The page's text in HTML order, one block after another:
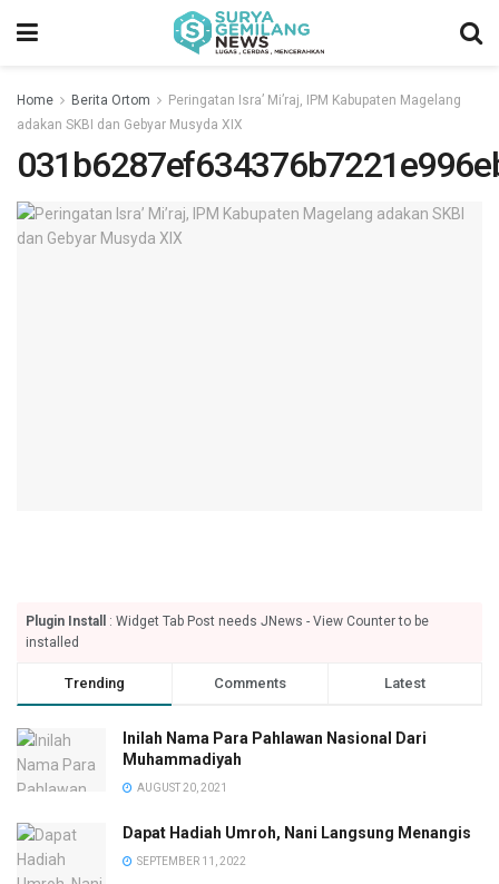
Home Berita Ortom
Peringatan Isra’ Mi’raj, IPM Kabupaten Magelang
adakan SKBI dan Gebyar Musyda XIX
Plugin Install
: Widget Tab Post needs JNews - View Counter to be
installed
Trending Comments Latest
Inilah Nama Para Pahlawan Nasional Dari
Muhammadiyah
AUGUST 20, 2021
Dapat Hadiah Umroh, Nani Langsung Menangis
SEPTEMBER 11, 2022